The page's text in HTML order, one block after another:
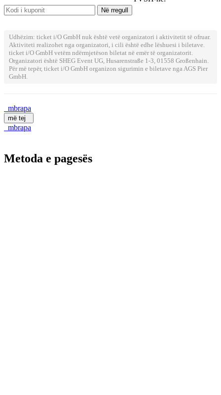
Udhëzim: ticket i/O GmbH nuk është vetë organizatori i aktivitetit të ofruar.
Aktiviteti realizohet nga organizatori, i cili është edhe lëshuesi i biletave.
ticket i/O GmbH vetëm ndërmjetëson biletat në emër të organizatorit.
Organizatori është SHEG Event UG, Husarenstraße 1-3, 01558 Großenhain.
Për më tepër, ticket i/O GmbH organizon sigurimin e biletave nga AGS Pier
GmbH.
mbrapa
më tej
mbrapa
Metoda e pagesës